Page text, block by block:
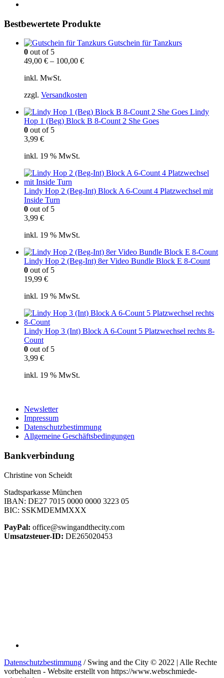
Bestbewertete Produkte
Gutschein für Tanzkurs
0 out of 5
49,00 € – 100,00 €
inkl. MwSt.
zzgl. Versandkosten
Lindy
Hop 1 (Beg) Block B 8-Count 2 She Goes
0 out of 5
3,99 €
inkl. 19 % MwSt.
Lindy Hop 2 (Beg-Int) Block A 6-Count 4 Platzwechsel mit
Inside Turn
0 out of 5
3,99 €
inkl. 19 % MwSt.
Lindy Hop 2 (Beg-Int) 8er Video Bundle Block E 8-Count
0 out of 5
19,99 €
inkl. 19 % MwSt.
Lindy Hop 3 (Int) Block A 6-Count 5 Platzwechsel rechts 8-
Count
0 out of 5
3,99 €
inkl. 19 % MwSt.
Newsletter
Impressum
Datenschutzbestimmung
Allgemeine Geschäftsbedingungen
Bankverbindung
Christine von Scheidt
Stadtsparkasse München
IBAN: DE27 7015 0000 0000 3223 05
BIC: SSKMDEMMXXX
PayPal: office@swingandthecity.com
Umsatzsteuer-ID: DE265020453
Datenschutzbestimmung / Swing and the City © 2022 | Alle Rechte
vorbehalten - Website erstellt von https://www.webschmiede-